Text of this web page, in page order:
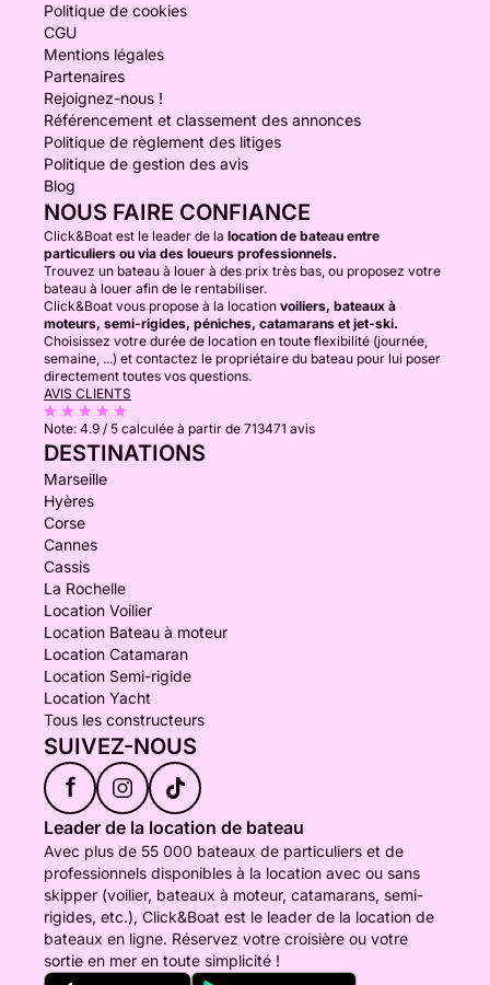
Politique de cookies
CGU
Mentions légales
Partenaires
Rejoignez-nous !
Référencement et classement des annonces
Politique de règlement des litiges
Politique de gestion des avis
Blog
NOUS FAIRE CONFIANCE
Click&Boat est le leader de la location de bateau entre
particuliers ou via des loueurs professionnels.
Trouvez un bateau à louer à des prix très bas, ou proposez votre
bateau à louer afin de le rentabiliser.
Click&Boat vous propose à la location voiliers, bateaux à
moteurs, semi-rigides, péniches, catamarans et jet-ski.
Choisissez votre durée de location en toute flexibilité (journée,
semaine, ...) et contactez le propriétaire du bateau pour lui poser
directement toutes vos questions.
AVIS CLIENTS
Note: 4.9 / 5 calculée à partir de 713471 avis
DESTINATIONS
Marseille
Hyères
Corse
Cannes
Cassis
La Rochelle
Location Voilier
Location Bateau à moteur
Location Catamaran
Location Semi-rigide
Location Yacht
Tous les constructeurs
SUIVEZ-NOUS
f
Leader de la location de bateau
Avec plus de 55 000 bateaux de particuliers et de
professionnels disponibles à la location avec ou sans
skipper (voilier, bateaux à moteur, catamarans, semi-
rigides, etc.), Click&Boat est le leader de la location de
bateaux en ligne. Réservez votre croisière ou votre
sortie en mer en toute simplicité !